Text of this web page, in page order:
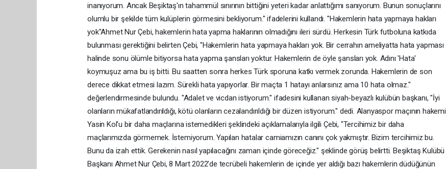
inanıyorum. Ancak Beşiktaş'ın tahammül sınırının bittiğini yeteri kadar anlattığımı sanıyorum. Bunun sonuçlarını
olumlu bir şekilde tüm kulüplerin görmesini bekliyorum." ifadelerini kullandı. "Hakemlerin hata yapmaya hakları
yok"Ahmet Nur Çebi, hakemlerin hata yapma haklarının olmadığını ileri sürdü. Herkesin Türk futboluna katkıda
bulunması gerektiğini belirten Çebi, "Hakemlerin hata yapmaya hakları yok. Bir cerrahın ameliyatta hata yapması
halinde sonu ölümle bitiyorsa hata yapma şansları yoktur. Hakemlerin de öyle şansları yok. Adını 'Hata'
koymuşuz ama bu iş bitti. Bu saatten sonra herkes Türk sporuna katkı vermek zorunda. Hakemlerin de son
derece dikkat etmesi lazım. Sürekli hata yapıyorlar. Bir maçta 1 hatayı anlarsınız ama 10 hata olmaz."
değerlendirmesinde bulundu. "Adalet ve vicdan istiyorum." ifadesini kullanan siyah-beyazlı kulübün başkanı, "İyi
olanların mükafatlandırıldığı, kötü olanların cezalandırıldığı bir düzen istiyorum." dedi. Alanyaspor maçının hakemi
Yasin Kol'u bir daha maçlarına istemedikleri şeklindeki açıklamalarıyla ilgili Çebi, "Tercihimiz bir daha
maçlarımızda görmemek. İstemiyorum. Yapılan hatalar camiamızın canını çok yakmıştır. Bizim tercihimiz bu.
Bunu da izah ettik. Gerekenin nasıl yapılacağını zaman içinde göreceğiz." şeklinde görüş belirtti. Beşiktaş Kulübü
Başkanı Ahmet Nur Çebi, 8 Mart 2022'de tecrübeli hakemlerin de içinde yer aldığı bazı hakemlerin düdüğünün